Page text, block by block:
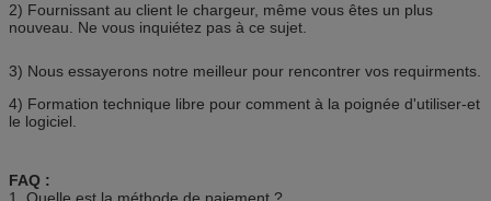
2) Fournissant au client le chargeur, même vous êtes un plus
nouveau. Ne vous inquiétez pas à ce sujet.
3) Nous essayerons notre meilleur pour rencontrer vos requirments.
4) Formation technique libre pour comment à la poignée d'utiliser-et
le logiciel.
FAQ :